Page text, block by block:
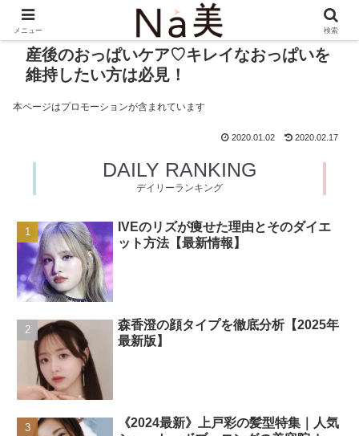
産後のおっぱいケア♡キレイなおっぱいを
維持したい方は必見！
本ページはプロモーションが含まれています
2020.01.02 2020.02.17
DAILY RANKING
デイリーランキング
IVEのリズが痩せた理由とそのダイエ
ット方法【最新情報】
森香澄の顔タイプを徹底分析【2025年
最新版】
《2024最新》上戸彩の髪型特集｜人気
メニュー 検索